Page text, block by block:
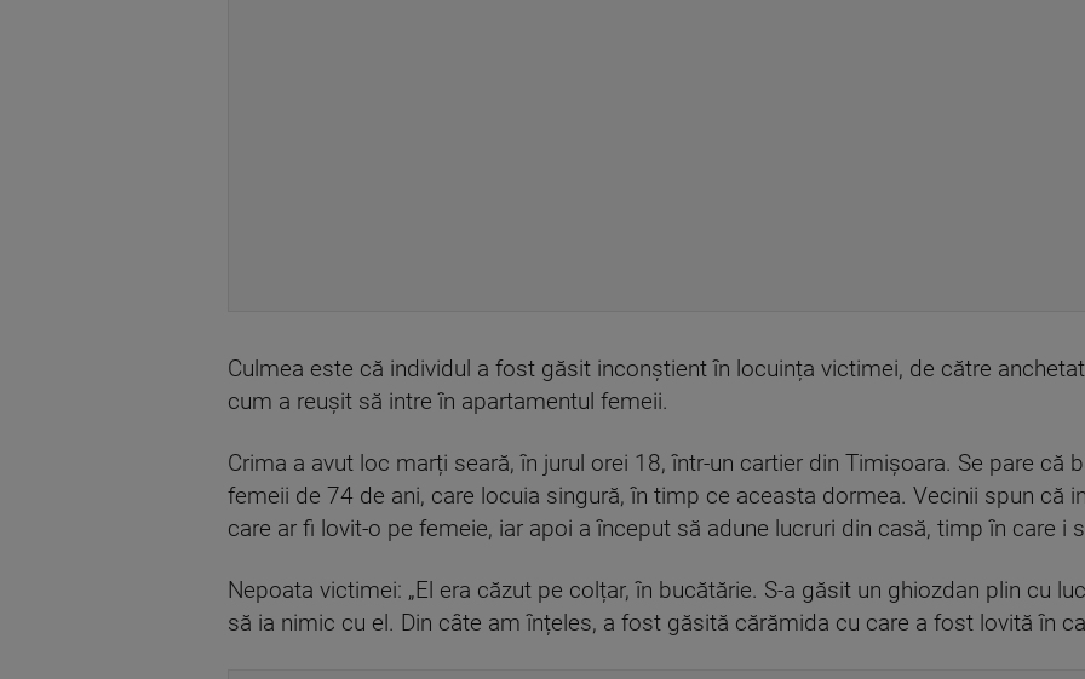
Culmea este că individul a fost găsit inconștient în locuința victimei, de către
cum a reușit să intre în apartamentul femeii.
Crima a avut loc marți seară, în jurul orei 18, într-un cartier din Timișoara. Se pare că
femeii de 74 de ani, care locuia singură, în timp ce aceasta dormea. Vecinii spun că
care ar fi lovit-o pe femeie, iar apoi a început să adune lucruri din casă, timp în care i
Nepoata victimei: „El era căzut pe colțar, în bucătărie. S-a găsit un ghiozdan plin cu
să ia nimic cu el. Din câte am înțeles, a fost găsită cărămida cu care a fost lovită în